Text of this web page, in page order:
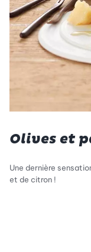
Olives et
Une dernière
et de citron !